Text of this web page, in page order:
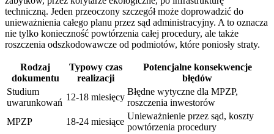
techniczną. Jeden przeoczony szczegół może doprowadzić do
unieważnienia całego planu przez sąd administracyjny. A to oznacza
nie tylko konieczność powtórzenia całej procedury, ale także
roszczenia odszkodowawcze od podmiotów, które poniosły straty.
Rodzaj
dokumentu
Typowy czas
realizacji
Potencjalne konsekwencje
błędów
Studium
uwarunkowań
12-18 miesięcy
Błędne wytyczne dla MPZP,
roszczenia inwestorów
MPZP
18-24 miesiące
Unieważnienie przez sąd, koszty
powtórzenia procedury